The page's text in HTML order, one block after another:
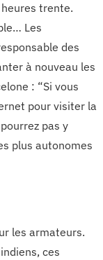
trente.
Les
des
à nouveau les
: “Si vous
pour visiter la
pas y
plus autonomes
les armateurs.
ces